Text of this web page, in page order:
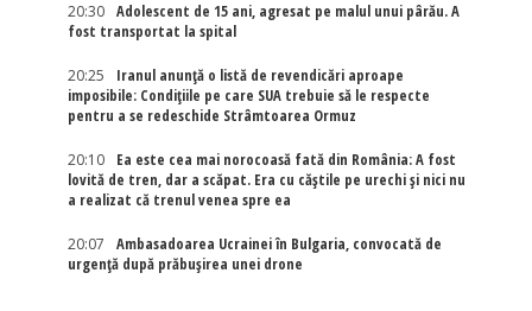
20:30
Adolescent de 15 ani, agresat pe malul unui pârău. A
fost transportat la spital
20:25
Iranul anunță o listă de revendicări aproape
imposibile: Condițiile pe care SUA trebuie să le respecte
pentru a se redeschide Strâmtoarea Ormuz
20:10
Ea este cea mai norocoasă fată din România: A fost
lovită de tren, dar a scăpat. Era cu căștile pe urechi și nici nu
a realizat că trenul venea spre ea
20:07
Ambasadoarea Ucrainei în Bulgaria, convocată de
urgență după prăbușirea unei drone